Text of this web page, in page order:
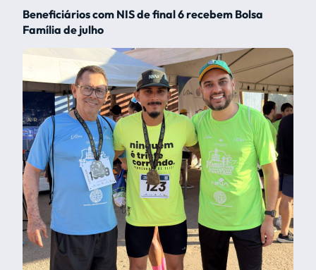
Beneficiários com NIS de final 6 recebem Bolsa
Família de julho